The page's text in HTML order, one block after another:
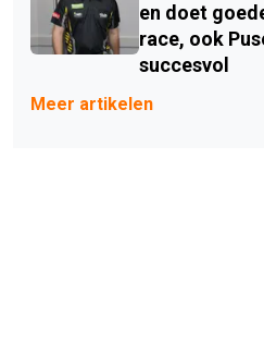
en doet
race, ook
succesvol
Meer artikelen